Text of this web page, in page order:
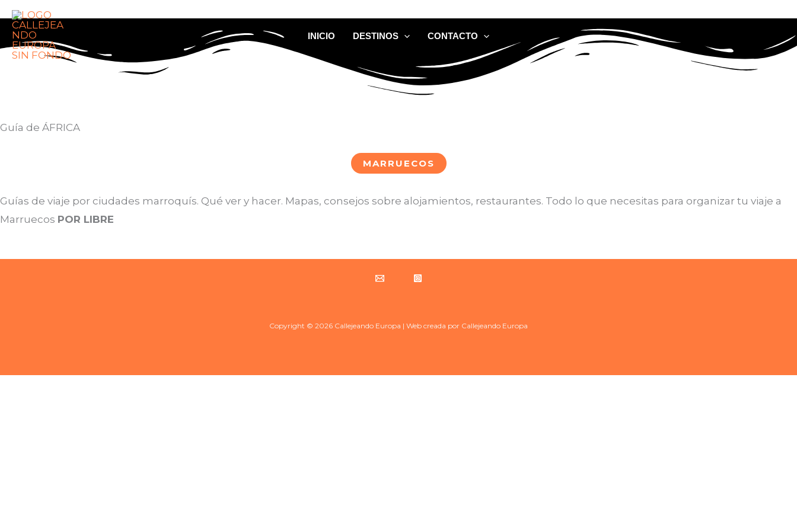
contenido
contenido
INICIO DESTINOS CONTACTO
Guía de ÁFRICA
MARRUECOS
Guías de viaje por ciudades marroquís. Qué ver y hacer. Mapas, consejos sobre alojamientos, restaurantes. Todo lo que necesitas para organizar tu viaje a
Marruecos POR LIBRE
Copyright © 2026 Callejeando Europa | Web creada por Callejeando Europa